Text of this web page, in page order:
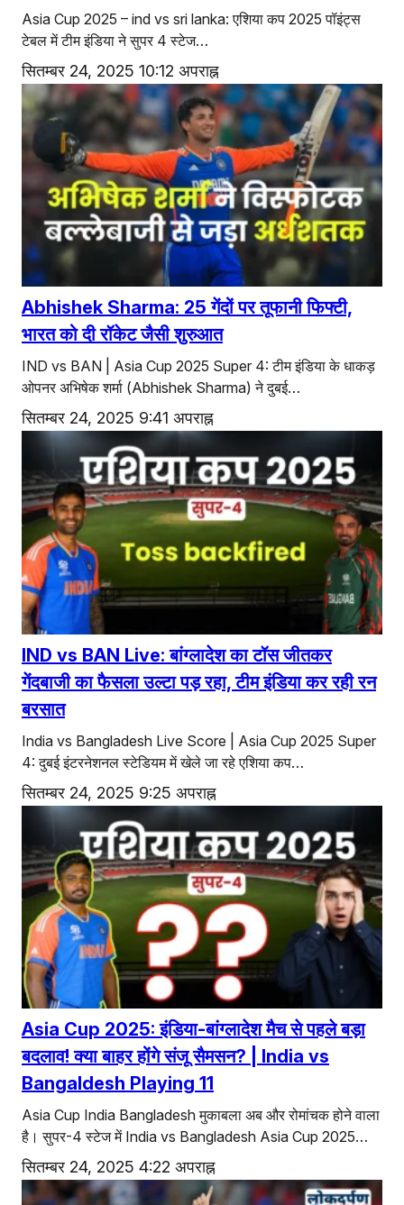
Asia Cup 2025 – ind vs sri lanka: एशिया कप 2025 पॉइंट्स
टेबल में टीम इंडिया ने सुपर 4 स्टेज…
सितम्बर 24, 2025 10:12 अपराह्न
Abhishek Sharma: 25 गेंदों पर तूफानी फिफ्टी,
भारत को दी रॉकेट जैसी शुरुआत
IND vs BAN | Asia Cup 2025 Super 4: टीम इंडिया के धाकड़
ओपनर अभिषेक शर्मा (Abhishek Sharma) ने दुबई…
सितम्बर 24, 2025 9:41 अपराह्न
IND vs BAN Live: बांग्लादेश का टॉस जीतकर
गेंदबाजी का फैसला उल्टा पड़ रहा, टीम इंडिया कर रही रन
बरसात
India vs Bangladesh Live Score | Asia Cup 2025 Super
4: दुबई इंटरनेशनल स्टेडियम में खेले जा रहे एशिया कप…
सितम्बर 24, 2025 9:25 अपराह्न
Asia Cup 2025: इंडिया-बांग्लादेश मैच से पहले बड़ा
बदलाव! क्या बाहर होंगे संजू सैमसन? | India vs
Bangaldesh Playing 11
Asia Cup India Bangladesh मुकाबला अब और रोमांचक होने वाला
है। सुपर-4 स्टेज में India vs Bangladesh Asia Cup 2025…
सितम्बर 24, 2025 4:22 अपराह्न